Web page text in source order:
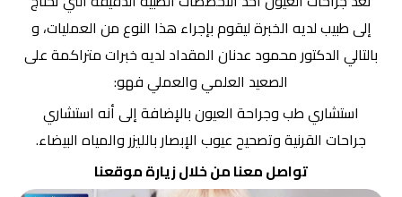
إلى طبيب لديه الخبرة ليقوم بإجراء هذا النوع من العمليات، و
بالتالي الدكتور محمود عدنان المقداد لديه خبرات متراكمة على
الصعيد العلمي والعملي فهو:
استشاري طب وجراحة العيون بالإضافة إلى أنه استشاري
جراحات القرنية وتصحيح عيوب الإبصار بالليزر والمياه البيضاء.
تواصل معنا من خلال زيارةموقعنا